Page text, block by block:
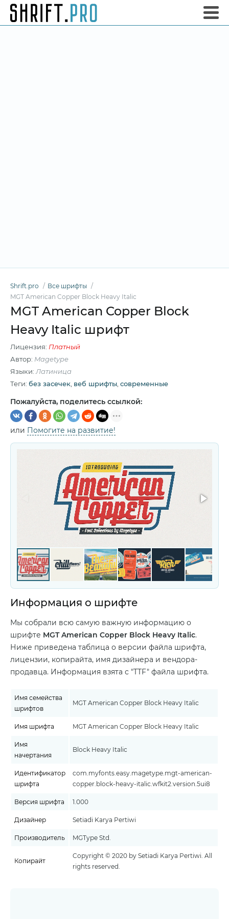
Shrift.pro
Все шрифты
MGT American Copper Block Heavy Italic
MGT American Copper Block
Heavy Italic шрифт
Лицензия: Платный
Автор: Magetype
Языки: Латиница
Теги: без засечек веб шрифты современные
Пожалуйста, поделитесь ссылкой:
или Помогите на развитие!
Информация о шрифте
Мы собрали всю самую важную информацию о
шрифте MGT American Copper Block Heavy Italic.
Ниже приведена таблица о версии файла шрифта,
лицензии, копирайта, имя дизайнера и вендора-
продавца. Информация взята с "TTF" файла шрифта.
Имя семейства
шрифтов
MGT American Copper Block Heavy Italic
Имя шрифта MGT American Copper Block Heavy Italic
Имя
начертания
Block Heavy Italic
Идентификатор
шрифта
com.myfonts.easy.magetype.mgt-american-
copper.block-heavy-italic.wfkit2.version.5ui8
Версия шрифта 1.000
Дизайнер Setiadi Karya Pertiwi
Производитель MGType Std.
Копирайт
Copyright © 2020 by Setiadi Karya Pertiwi. All
rights reserved.